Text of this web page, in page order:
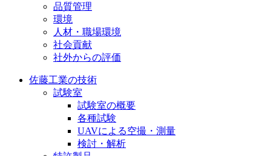
品質管理
環境
人材・職場環境
社会貢献
社外からの評価
佐藤工業の技術
試験室
試験室の概要
各種試験
UAVによる空撮・測量
検討・解析